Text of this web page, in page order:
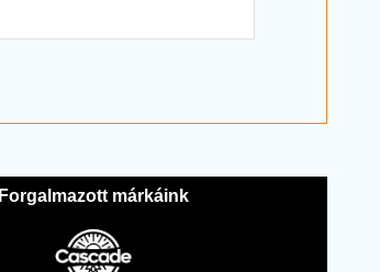
Forgalmazott márkáink